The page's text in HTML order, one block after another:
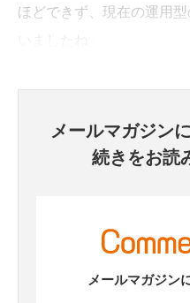
ほどできず、現在の運用
メールマガジン
続きをお読
メールマガジン